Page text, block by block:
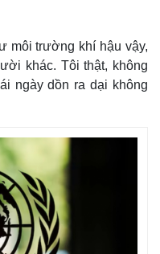
môi trường khí hậu vậy,
khác. Tôi thật, không
ngày dồn ra dại không